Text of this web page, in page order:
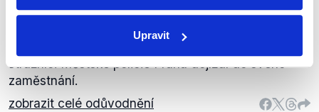
Upravit
strážníci Městské policie Praha dojíždí do svého
zaměstnání.
zobrazit celé odůvodnění